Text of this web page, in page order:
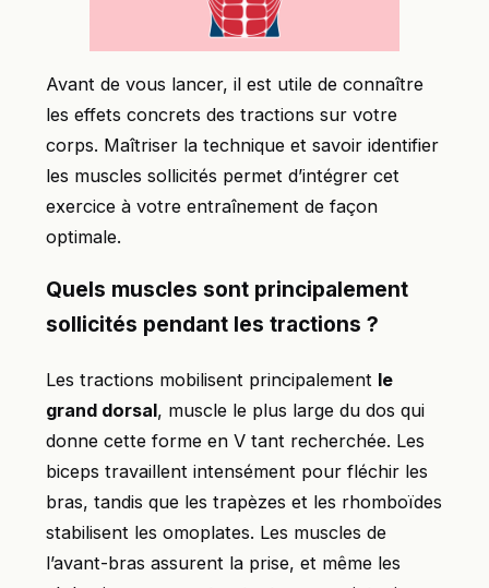
Avant de vous lancer, il est utile de connaître
les effets concrets des tractions sur votre
corps. Maîtriser la technique et savoir identifier
les muscles sollicités permet d’intégrer cet
exercice à votre entraînement de façon
optimale.
Quels muscles sont principalement
sollicités pendant les tractions ?
Les tractions mobilisent principalement le
grand dorsal, muscle le plus large du dos qui
donne cette forme en V tant recherchée. Les
biceps travaillent intensément pour fléchir les
bras, tandis que les trapèzes et les rhomboïdes
stabilisent les omoplates. Les muscles de
l’avant-bras assurent la prise, et même les